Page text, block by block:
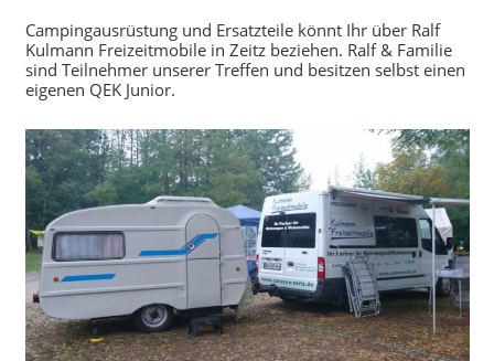
Campingausrüstung und Ersatzteile könnt Ihr über Ralf
Kulmann Freizeitmobile in Zeitz beziehen. Ralf & Familie
sind Teilnehmer unserer Treffen und besitzen selbst einen
eigenen QEK Junior.